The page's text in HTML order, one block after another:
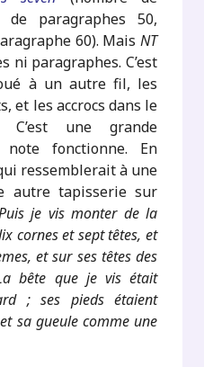
paragraphes 50,
60). Mais NT
ni paragraphes. C’est
à un autre fil, les
et les accrocs dans le
une grande
fonctionne. En
ressemblerait à une
autre tapisserie sur
je vis monter de la
cornes et sept têtes, et
et sur ses têtes des
bête que je vis était
; ses pieds étaient
sa gueule comme une